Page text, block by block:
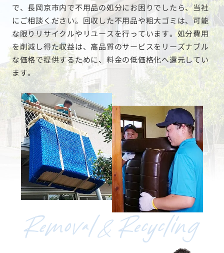
で、長岡京市内で不用品の処分にお困りでしたら、当社
にご相談ください。回収した不用品や粗大ゴミは、可能
な限りリサイクルやリユースを行っています。処分費用
を削減し得た収益は、高品質のサービスをリーズナブル
な価格で提供するために、料金の低価格化へ還元してい
ます。